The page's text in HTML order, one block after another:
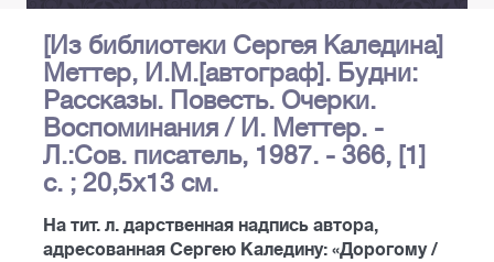
[Из библиотеки Сергея Каледина]
Меттер, И.М.[автограф]. Будни:
Рассказы. Повесть. Очерки.
Воспоминания / И. Меттер. -
Л.:Сов. писатель, 1987. - 366, [1]
с. ; 20,5x13 см.
На тит. л. дарственная надпись автора,
адресованная Сергею Каледину: «Дорогому /